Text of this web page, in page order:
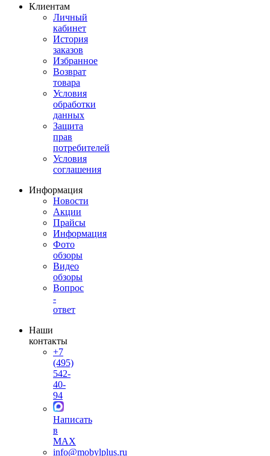
Клиентам
Личный
кабинет
История
заказов
Избранное
Возврат
товара
Условия
обработки
данных
Защита
прав
потребителей
Условия
соглашения
Информация
Новости
Акции
Прайсы
Информация
Фото
обзоры
Видео
обзоры
Вопрос
-
ответ
Наши
контакты
+7
(495)
542-
40-
94
Написать
в
MAX
info@mobylplus.ru